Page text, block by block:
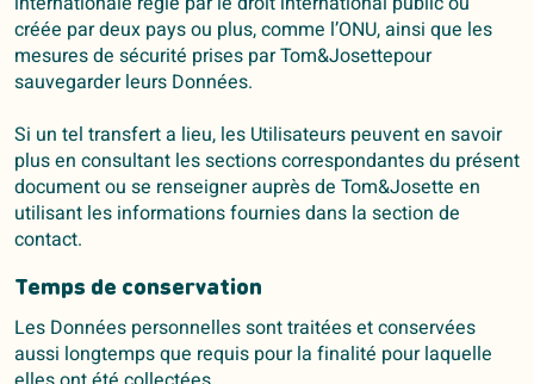
créée par deux pays ou plus, comme l’ONU, ainsi que les
mesures de sécurité prises par Tom&Josettepour
sauvegarder leurs Données.
Si un tel transfert a lieu, les Utilisateurs peuvent en savoir
plus en consultant les sections correspondantes du présent
document ou se renseigner auprès de Tom&Josette en
utilisant les informations fournies dans la section de
contact.
Temps de conservation
Les Données personnelles sont traitées et conservées
aussi longtemps que requis pour la finalité pour laquelle